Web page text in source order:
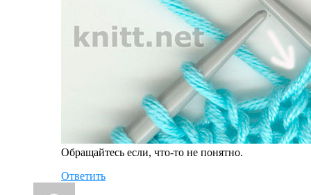
Обращайтесь если, что-то не понятно.
Ответить